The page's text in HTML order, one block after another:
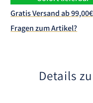
Gratis Versand ab 99,00€
Fragen zum Artikel?
Details